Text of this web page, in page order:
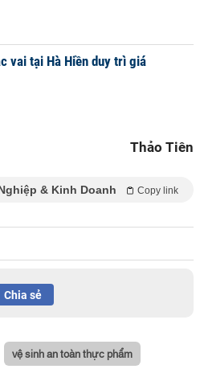
vai tại Hà Hiền duy trì giá
Thảo Tiên
& Kinh Doanh Copy link
Chia sẻ
vệ sinh an toàn thực phẩm